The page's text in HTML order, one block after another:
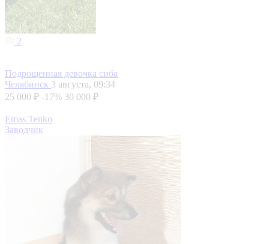
2
Подрощенная девочка сиба
Челябинск 3 августа, 09:34
25 000 ₽ -17% 30 000 ₽
Emas Tenko
Заводчик